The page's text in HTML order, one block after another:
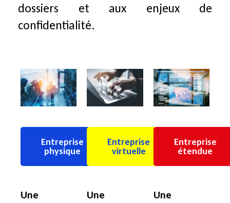
dossiers et aux enjeux de
confidentialité.
Entreprise
physique
Entreprise
virtuelle
Entreprise
étendue
Une
Une
Une